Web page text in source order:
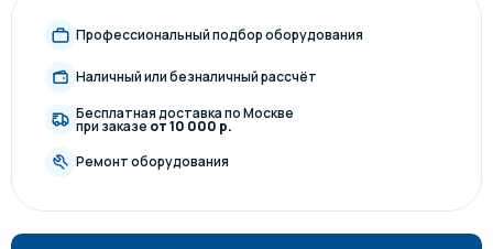
Профессиональный подбор оборудования
Наличный или безналичный рассчёт
Бесплатная доставка по Москве
при заказе от 10 000 р.
Ремонт оборудования